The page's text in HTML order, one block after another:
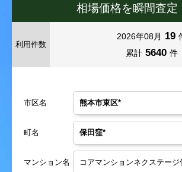
相場価格を瞬間査定
利用件数
2026年08月 19
累計 5640 件
市区名
町名
マンション名